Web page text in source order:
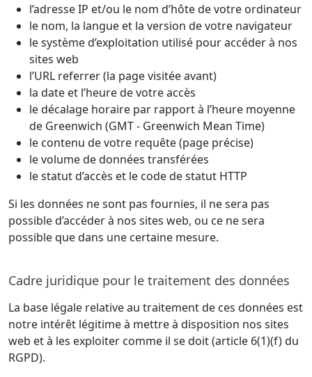
l’adresse IP et/ou le nom d’hôte de votre ordinateur
le nom, la langue et la version de votre navigateur
le système d’exploitation utilisé pour accéder à nos
sites web
l’URL referrer (la page visitée avant)
la date et l’heure de votre accès
le décalage horaire par rapport à l’heure moyenne
de Greenwich (GMT - Greenwich Mean Time)
le contenu de votre requête (page précise)
le volume de données transférées
le statut d’accès et le code de statut HTTP
Si les données ne sont pas fournies, il ne sera pas
possible d’accéder à nos sites web, ou ce ne sera
possible que dans une certaine mesure.
Cadre juridique pour le traitement des données
La base légale relative au traitement de ces données est
notre intérêt légitime à mettre à disposition nos sites
web et à les exploiter comme il se doit (article 6(1)(f) du
RGPD).